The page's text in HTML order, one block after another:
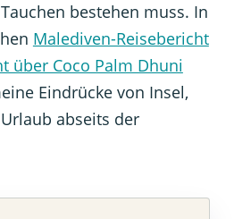
bestehen muss. In
Malediven-Reisebericht
über Coco Palm Dhuni
Eindrücke von Insel,
abseits der